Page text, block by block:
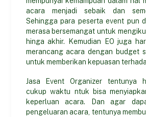
acara menjadi sebaik dan
Sehingga para peserta event pun
merasa bersemangat untuk
hinga akhir. Kemudian EO juga
merancang acara dengan budget
untuk memberikan kepuasan
Jasa Event Organizer tentunya
cukup waktu ntuk bisa
keperluan acara. Dan agar
pengeluaran acara, tentunya